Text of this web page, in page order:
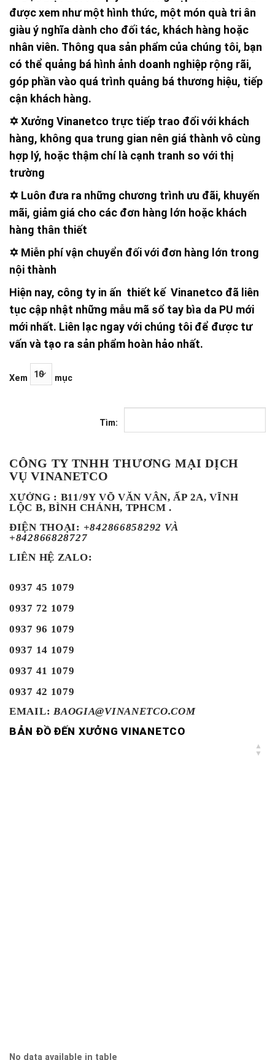
được xem như một hình thức, một món quà tri ân
giàu ý nghĩa dành cho đối tác, khách hàng hoặc
nhân viên. Thông qua sản phẩm của chúng tôi, bạn
có thể quảng bá hình ảnh doanh nghiệp rộng rãi,
góp phần vào quá trình quảng bá thương hiệu, tiếp
cận khách hàng.
✡ Xưởng Vinanetco trực tiếp trao đổi với khách
hàng, không qua trung gian nên giá thành vô cùng
hợp lý, hoặc thậm chí là cạnh tranh so với thị
trường
✡ Luôn đưa ra những chương trình ưu đãi, khuyến
mãi, giảm giá cho các đơn hàng lớn hoặc khách
hàng thân thiết
✡ Miễn phí vận chuyển đối với đơn hàng lớn trong
nội thành
Hiện nay, công ty in ấn thiết kế Vinanetco đã liên
tục cập nhật những mẫu mã sổ tay bìa da PU mới
mới nhất. Liên lạc ngay với chúng tôi để được tư
vấn và tạo ra sản phẩm hoàn hảo nhất.
Xem mục
Tìm:
CÔNG TY TNHH THƯƠNG MẠI DỊCH
VỤ VINANETCO
XƯỞNG : B11/9Y VÕ VĂN VÂN, ẤP 2A, VĨNH
LỘC B, BÌNH CHÁNH, TPHCM .
ĐIỆN THOẠI: +842866858292 VÀ
+842866828727
LIÊN HỆ ZALO:
0937 45 1079
0937 72 1079
0937 96 1079
0937 14 1079
0937 41 1079
0937 42 1079
EMAIL: BAOGIA@VINANETCO.COM
BẢN ĐỒ ĐẾN XƯỞNG VINANETCO
No data available in table